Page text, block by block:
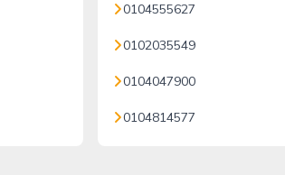
0104555627
0102035549
0104047900
0104814577